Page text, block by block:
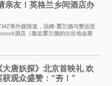
亲友！英格兰乡间酒店办
外媒报道，汤姆·霍兰德与赞达亚
酒店（靠近霍兰德的出生地金斯
祝
大唐妖探》北京首映礼 欢
获观众盛赞：“夯！”